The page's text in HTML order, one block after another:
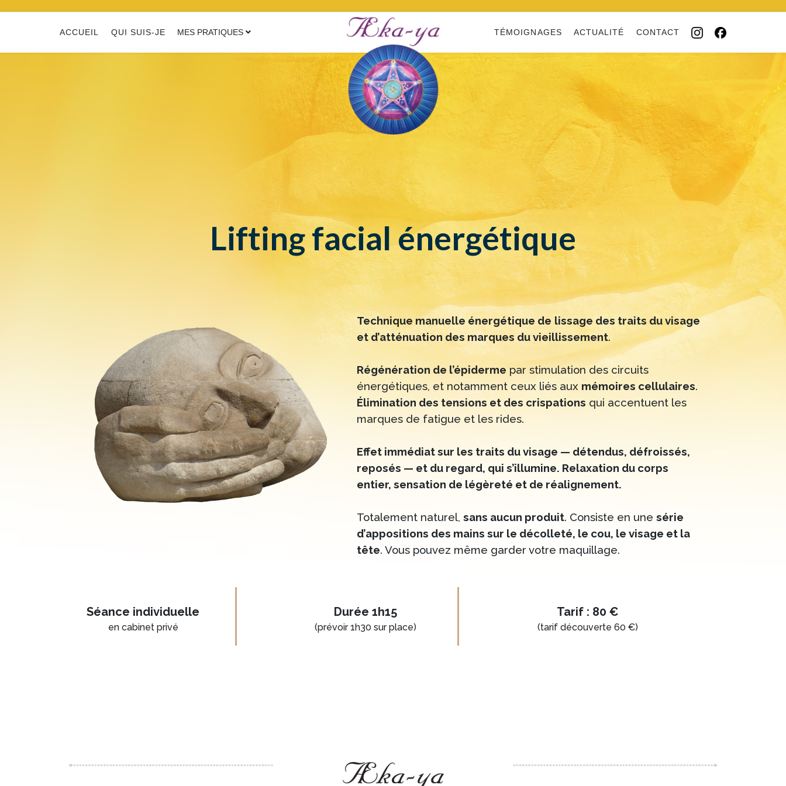
ACCUEIL QUI SUIS-JE MES PRATIQUES TÉMOIGNAGES ACTUALITÉ CONTACT
Lifting facial énergétique
Technique manuelle énergétique de lissage des traits du visage
et d’atténuation des marques du vieillissement.
Régénération de l’épiderme par stimulation des circuits
énergétiques, et notamment ceux liés aux mémoires cellulaires.
Élimination des tensions et des crispations qui accentuent les
marques de fatigue et les rides.
Effet immédiat sur les traits du visage — détendus, défroissés,
reposés — et du regard, qui s’illumine. Relaxation du corps
entier, sensation de légèreté et de réalignement.
Totalement naturel, sans aucun produit. Consiste en une série
d’appositions des mains sur le décolleté, le cou, le visage et la
tête. Vous pouvez même garder votre maquillage.
Séance individuelle
en cabinet privé
Durée 1h15
(prévoir 1h30 sur place)
Tarif : 80 €
(tarif découverte 60 €)